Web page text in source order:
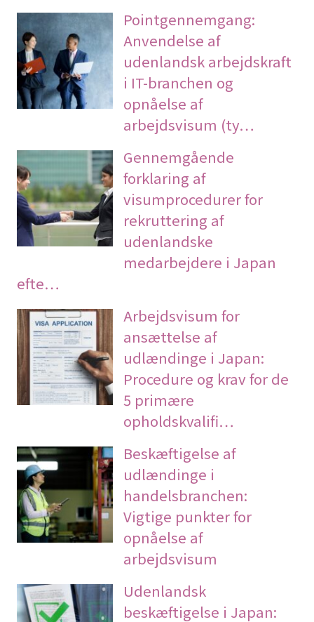
Pointgennemgang:
Anvendelse af
udenlandsk arbejdskraft
i IT-branchen og
opnåelse af
arbejdsvisum (ty…
Gennemgående
forklaring af
visumprocedurer for
rekruttering af
udenlandske
medarbejdere i Japan
efte…
Arbejdsvisum for
ansættelse af
udlændinge i Japan:
Procedure og krav for de
5 primære
opholdskvalifi…
Beskæftigelse af
udlændinge i
handelsbranchen:
Vigtige punkter for
opnåelse af
arbejdsvisum
Udenlandsk
beskæftigelse i Japan: